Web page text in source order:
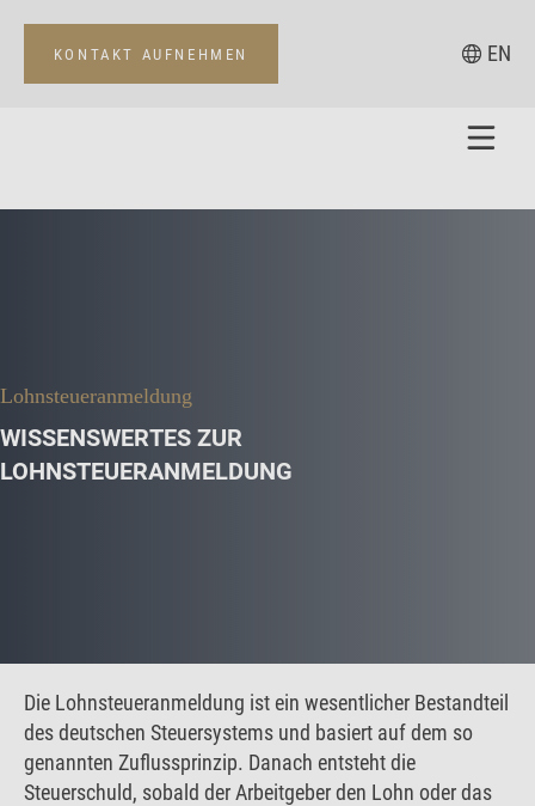
KONTAKT AUFNEHMEN EN
Lohnsteueranmeldung
WISSENSWERTES ZUR
LOHNSTEUERANMELDUNG
Die Lohnsteueranmeldung ist ein wesentlicher Bestandteil
des deutschen Steuersystems und basiert auf dem so
genannten Zuflussprinzip. Danach entsteht die
Steuerschuld, sobald der Arbeitgeber den Lohn oder das